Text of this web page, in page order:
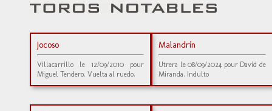
Jocoso
Villacarrillo le 12/09/2010 pour
Miguel Tendero. Vuelta al ruedo.
Malandrín
Utrera le 08/09/2024 pour David de
Miranda. Indulto